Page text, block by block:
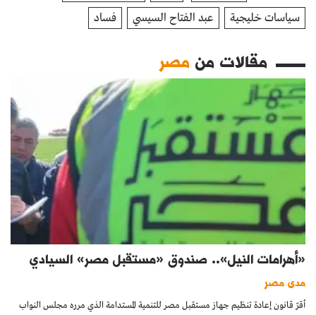
سياسات خليجية
عبد الفتاح السيسي فساد
مقالات منمصر
«أهرامات النيل».. صندوق «مستقبل مصر» السيادي
مدى مصر
أقرّ قانون إعادة تنظيم جهاز مستقبل مصر للتنمية المستدامة الذي مرره مجلس النواب